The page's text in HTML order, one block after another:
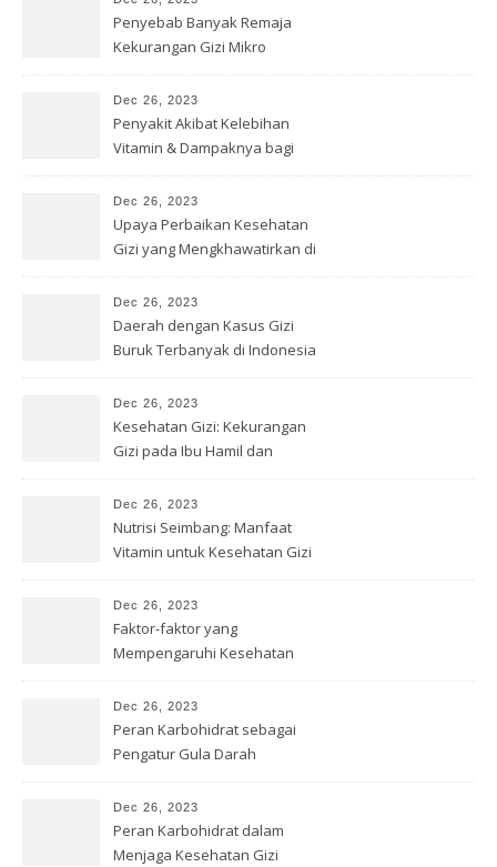
Penyebab Banyak Remaja
Kekurangan Gizi Mikro
Dec 26, 2023
Penyakit Akibat Kelebihan
Vitamin & Dampaknya bagi
Dec 26, 2023
Upaya Perbaikan Kesehatan
Gizi yang Mengkhawatirkan di
Dec 26, 2023
Daerah dengan Kasus Gizi
Buruk Terbanyak di Indonesia
Dec 26, 2023
Kesehatan Gizi: Kekurangan
Gizi pada Ibu Hamil dan
Dec 26, 2023
Nutrisi Seimbang: Manfaat
Vitamin untuk Kesehatan Gizi
Dec 26, 2023
Faktor-faktor yang
Mempengaruhi Kesehatan
Dec 26, 2023
Peran Karbohidrat sebagai
Pengatur Gula Darah
Dec 26, 2023
Peran Karbohidrat dalam
Menjaga Kesehatan Gizi